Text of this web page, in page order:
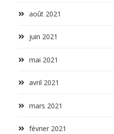
août 2021
juin 2021
mai 2021
avril 2021
mars 2021
février 2021